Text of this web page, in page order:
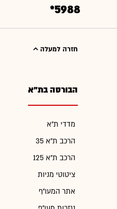
*5988
חזרה למעלה
הבורסה בת"א
מדדי ת"א
הרכב ת"א 35
הרכב ת"א 125
ציטוטי מניות
אתר המעו"ף